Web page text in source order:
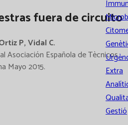
Extra
Gestió
fuera de circuito
P, Vidal C.
Asociación Española de Tècnicos
Mayo 2015.